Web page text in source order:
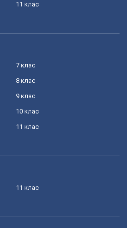
11 клас
7 клас
8 клас
9 клас
10 клас
11 клас
11 клас